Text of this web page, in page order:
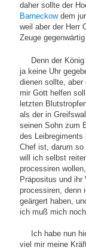
daher sollte der
Barneckowdem
weil aber der Herr
Zeuge
Denn der
ja keine Uhr
dienen sollte,
mir Gott helfen
letzten
als der in
seinen Sohn zum
des Leibregiments
Chef ist, darum
will ich selbst
processiren
Präpositus und
processiren, denn
geärgert haben,
ich muß mich
Ich habe nun
viel mir meine